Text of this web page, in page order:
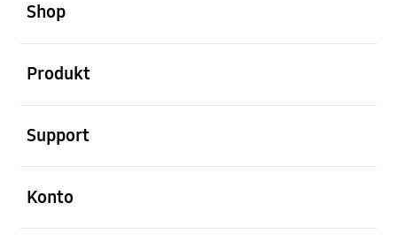
Shop
Produkt
Support
Konto